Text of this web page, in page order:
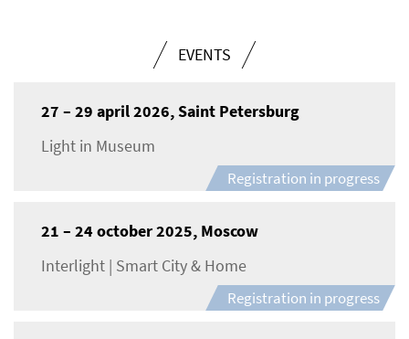
EVENTS
27 – 29 april 2026, Saint Petersburg
Light in Museum
Registration in progress
21 – 24 october 2025, Moscow
Interlight | Smart City & Home
Registration in progress